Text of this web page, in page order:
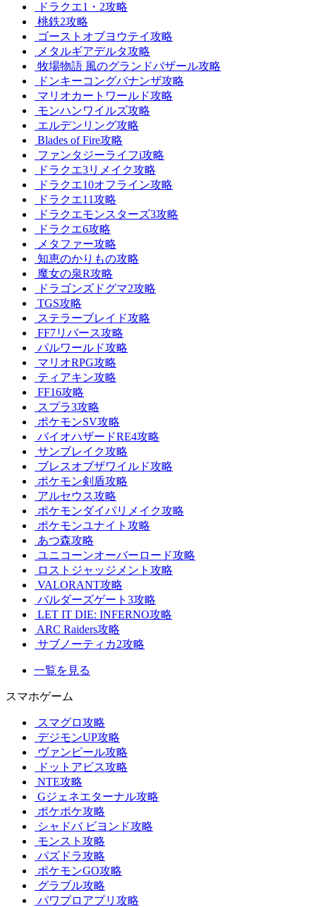
ドラクエ1・2攻略
桃鉄2攻略
ゴーストオブヨウテイ攻略
メタルギアデルタ攻略
牧場物語 風のグランドバザール攻略
ドンキーコングバナンザ攻略
マリオカートワールド攻略
モンハンワイルズ攻略
エルデンリング攻略
Blades of Fire攻略
ファンタジーライフi攻略
ドラクエ3リメイク攻略
ドラクエ10オフライン攻略
ドラクエ11攻略
ドラクエモンスターズ3攻略
ドラクエ6攻略
メタファー攻略
知恵のかりもの攻略
魔女の泉R攻略
ドラゴンズドグマ2攻略
TGS攻略
ステラーブレイド攻略
FF7リバース攻略
パルワールド攻略
マリオRPG攻略
ティアキン攻略
FF16攻略
スプラ3攻略
ポケモンSV攻略
バイオハザードRE4攻略
サンブレイク攻略
ブレスオブザワイルド攻略
ポケモン剣盾攻略
アルセウス攻略
ポケモンダイパリメイク攻略
ポケモンユナイト攻略
あつ森攻略
ユニコーンオーバーロード攻略
ロストジャッジメント攻略
VALORANT攻略
バルダーズゲート3攻略
LET IT DIE: INFERNO攻略
ARC Raiders攻略
サブノーティカ2攻略
一覧を見る
スマホゲーム
スマグロ攻略
デジモンUP攻略
ヴァンピール攻略
ドットアビス攻略
NTE攻略
Gジェネエターナル攻略
ポケポケ攻略
シャドバ ビヨンド攻略
モンスト攻略
パズドラ攻略
ポケモンGO攻略
グラブル攻略
パワプロアプリ攻略